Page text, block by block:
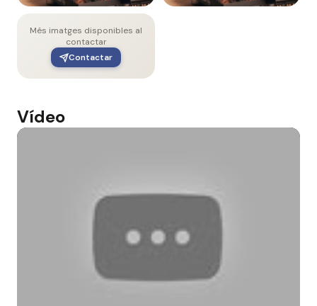
Més imatges disponibles al
contactar
Contactar
Vídeo